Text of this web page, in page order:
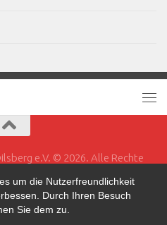
um die Nutzerfreundlichkeit
Durch Ihren Besuch
Sie dem zu.
e.V. © 2026. Alle Rechte
mit demHueman-Theme